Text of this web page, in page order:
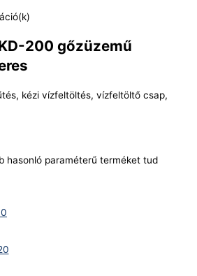
200 gőzüzemű
kézi vízfeltöltés, vízfeltöltő csap,
hasonló paraméterű terméket tud